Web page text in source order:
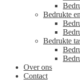
Bedrukte
Bedrukte
Over ons
Contact